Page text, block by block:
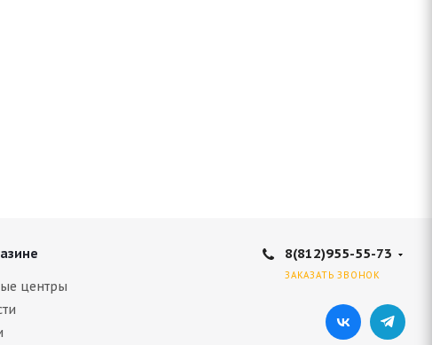
центры
8(812)955-55-73
ЗАКАЗАТЬ ЗВОНОК